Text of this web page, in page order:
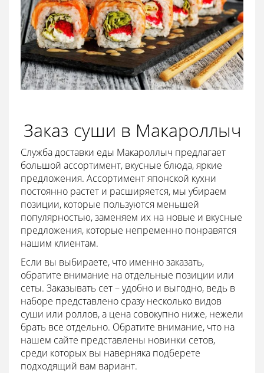
Заказ суши в Макароллыч
Служба доставки еды Макароллыч предлагает
большой ассортимент, вкусные блюда, яркие
предложения. Ассортимент японской кухни
постоянно растет и расширяется, мы убираем
позиции, которые пользуются меньшей
популярностью, заменяем их на новые и вкусные
предложения, которые непременно понравятся
нашим клиентам.
Если вы выбираете, что именно заказать,
обратите внимание на отдельные позиции или
сеты. Заказывать сет – удобно и выгодно, ведь в
наборе представлено сразу несколько видов
суши или роллов, а цена совокупно ниже, нежели
брать все отдельно. Обратите внимание, что на
нашем сайте представлены новинки сетов,
среди которых вы наверняка подберете
подходящий вам вариант.